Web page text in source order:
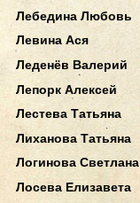
Лебедина Любовь
Левина Ася
Леденёв Валерий
Лепорк Алексей
Лестева Татьяна
Лиханова Татьяна
Логинова Светлана
Лосева Елизавета